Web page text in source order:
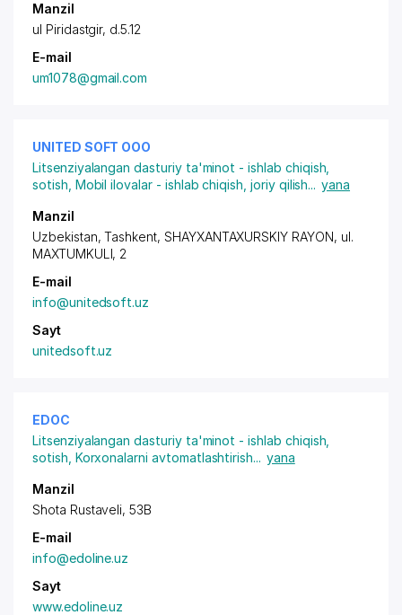
Manzil
ul Piridastgir, d.5.12
E-mail
um1078@gmail.com
UNITED SOFT ООО
Litsenziyalangan dasturiy ta'minot - ishlab chiqish,
sotish Mobil ilovalar - ishlab chiqish, joriy qilish... yana
Manzil
Uzbekistan, Tashkent, SHAYXANTAXURSKIY RAYON, ul.
MAXTUMKULI, 2
E-mail
info@unitedsoft.uz
Sayt
unitedsoft.uz
EDOC
Litsenziyalangan dasturiy ta'minot - ishlab chiqish,
sotish Korxonalarni avtomatlashtirish... yana
Manzil
Shota Rustaveli, 53B
E-mail
info@edoline.uz
Sayt
www.edoline.uz